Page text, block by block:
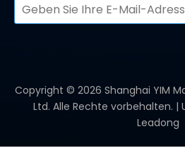
Copyright © 2026 Shanghai YIM
Ltd. Alle Rechte vorbehalten.
Leadong